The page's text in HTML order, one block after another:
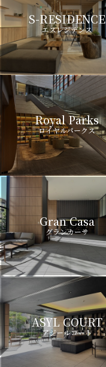
S-RESIDENCE
エスレジデンス
Royal Parks
ロイヤルパークス
Gran Casa
グランカーサ
ASYL COURT
アジールコート